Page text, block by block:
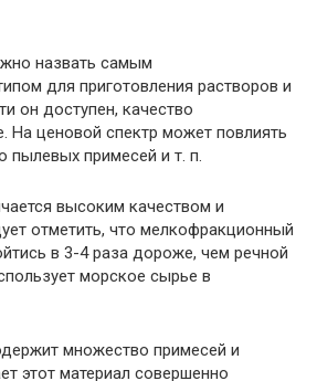
назвать самым
для приготовления растворов и
он доступен, качество
На ценовой спектр может повлиять
пылевых примесей и т. п.
высоким качеством и
отметить, что мелкофракционный
в 3-4 раза дороже, чем речной
морское сырье в
множество примесей и
этот материал совершенно